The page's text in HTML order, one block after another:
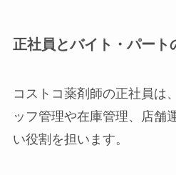
正社員とバイト・パート
コストコ薬剤師の正社員は
ッフ管理や在庫管理、店舗
い役割を担います。